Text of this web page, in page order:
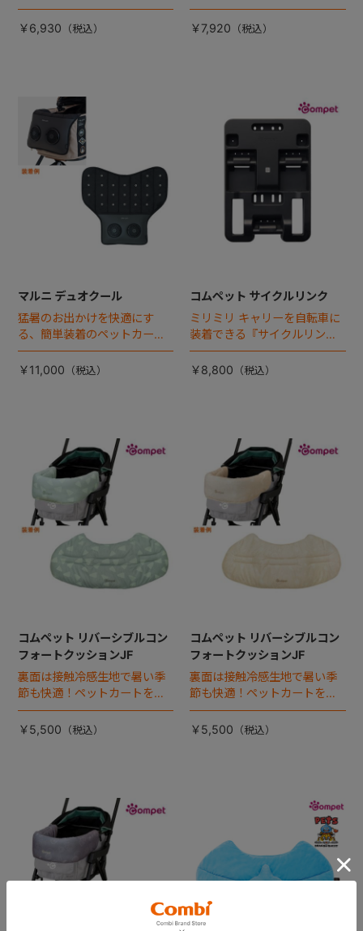
ットカートマット登場！
￥6,930
￥7,920
マルニ デュオクール
猛暑のお出かけを快適にす
る、簡単装着のペットカート
専用ダブル送風ファンが登
場。
￥11,000
コムペット サイクルリンク
ミリミリ キャリーを自転車に
装着できる『サイクルリン
ク』が登場！
￥8,800
コムペット リバーシブルコン
フォートクッションJF
裏面は接触冷感生地で暑い季
節も快適！ペットカートをお
しゃれに・かわいく・かっこ
よく！
￥5,500
コムペット リバーシブルコン
フォートクッションJF
裏面は接触冷感生地で暑い季
節も快適！ペットカートをお
しゃれに・かわいく・かっこ
よく！
￥5,500